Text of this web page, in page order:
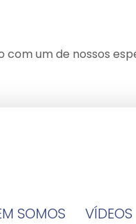
com um de nossos
SOMOS
VÍDEOS